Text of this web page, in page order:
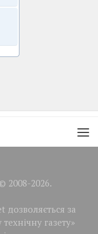
2008-2026.
дозволяється за
газету»